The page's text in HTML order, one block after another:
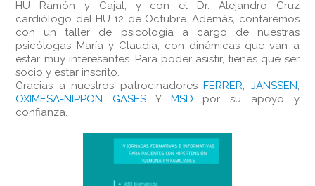
HU Ramón y Cajal, y con el Dr. Alejandro Cruz
cardiólogo del HU 12 de Octubre. Además, contaremos
con un taller de psicología a cargo de nuestras
psicólogas María y Claudia, con dinámicas que van a
estar muy interesantes. Para poder asistir, tienes que ser
socio y estar inscrito.
Gracias a nuestros patrocinadoresFERRER, JANSSEN,
OXIMESA-NIPPON GASES Y MSD por su apoyo y
confianza.